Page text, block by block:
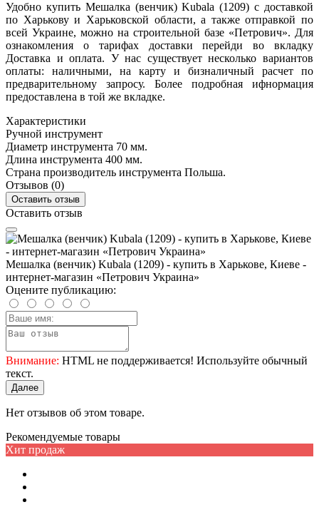
Удобно купить Мешалка (венчик) Kubala (1209) с доставкой
по Харькову и Харьковской области, а также отправкой по
всей Украине, можно на строительной базе «Петрович». Для
ознакомления о тарифах доставки перейди во вкладку
Доставка и оплата. У нас существует несколько вариантов
оплаты: наличными, на карту и бизналичный расчет по
предварительному запросу. Более подробная ифнормация
предоставлена в той же вкладке.
Характеристики
Ручной инструмент
Диаметр инструмента 70 мм.
Длина инструмента 400 мм.
Страна производитель инструмента Польша.
Отзывов (0)
Оставить отзыв
Оставить отзыв
Мешалка (венчик) Kubala (1209) - купить в Харькове, Киеве -
интернет-магазин «Петрович Украина»
Оцените публикацию:
Внимание: HTML не поддерживается! Используйте обычный
текст.
Далее
Нет отзывов об этом товаре.
Рекомендуемые товары
Хит продаж